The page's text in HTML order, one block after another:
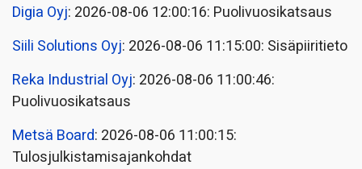
Digia Oyj: 2026-08-06 12:00:16: Puolivuosikatsaus
Siili Solutions Oyj: 2026-08-06 11:15:00: Sisäpiiritieto
Reka Industrial Oyj: 2026-08-06 11:00:46:
Puolivuosikatsaus
Metsä Board: 2026-08-06 11:00:15:
Tulosjulkistamisajankohdat